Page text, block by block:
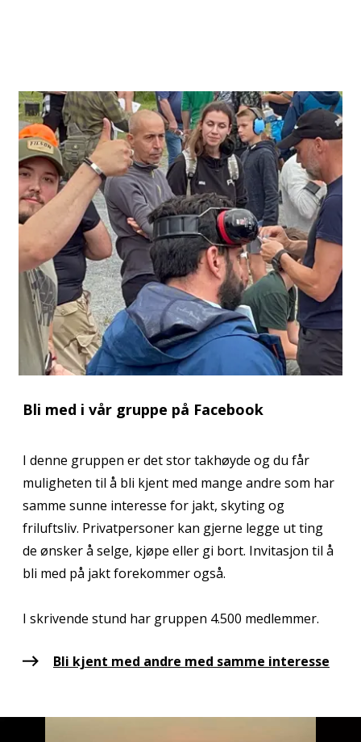
Bli med i vår gruppe på Facebook
I denne gruppen er det stor takhøyde og du får
muligheten til å bli kjent med mange andre som har
samme sunne interesse for jakt, skyting og
friluftsliv. Privatpersoner kan gjerne legge ut ting
de ønsker å selge, kjøpe eller gi bort. Invitasjon til å
bli med på jakt forekommer også.
Bli kjent med andre med samme interesse